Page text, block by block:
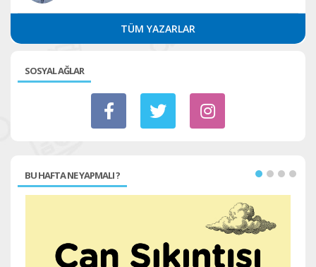
TÜM YAZARLAR
SOSYAL AĞLAR
BU HAFTA NE YAPMALI ?